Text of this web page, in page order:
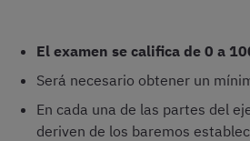
El examen se califica de 0 a
Será necesario obtener un
En cada una de las partes del
deriven de los baremos